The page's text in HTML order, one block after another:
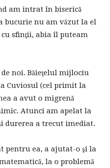
am intrat în biserică
bucurie nu am văzut la el
sfinţii, abia îl puteam
noi. Băieţelul mijlociu
Cuviosul (cel primit la
a avut o migrenă
Atunci am apelat la
durerea a trecut imediat.
pentru ea, a ajutat-o şi la
la o problemă